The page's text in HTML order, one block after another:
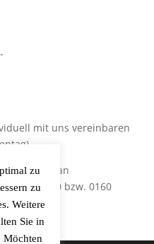
mit uns vereinbaren
einer Mail an
9095070 bzw. 0160
zu
zu
Weitere
Sie in
Möchten